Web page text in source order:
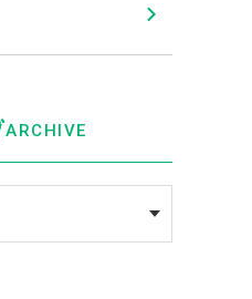
ARCHIVE